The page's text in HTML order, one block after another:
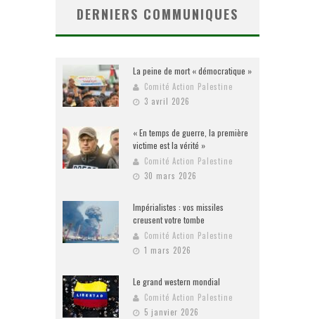
DERNIERS COMMUNIQUES
La peine de mort « démocratique »
Comité Action Palestine
3 avril 2026
« En temps de guerre, la première
victime est la vérité »
Comité Action Palestine
30 mars 2026
Impérialistes : vos missiles
creusent votre tombe
Comité Action Palestine
1 mars 2026
Le grand western mondial
Comité Action Palestine
5 janvier 2026